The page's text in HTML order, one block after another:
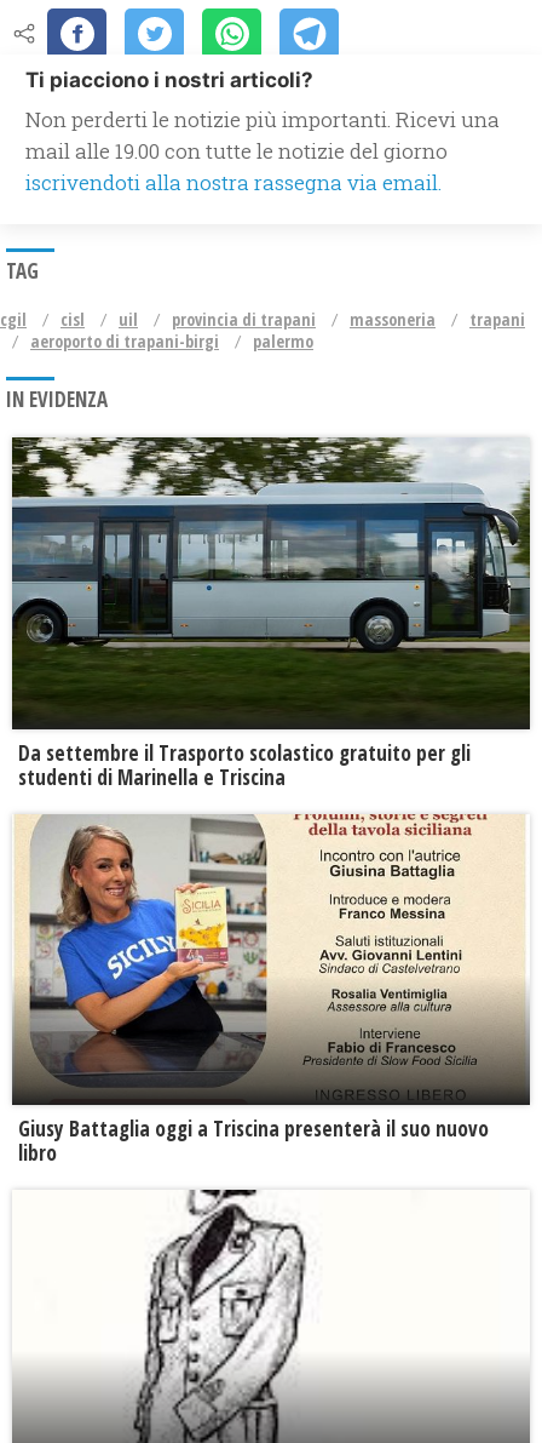
Ti piacciono i nostri articoli?
Non perderti le notizie più importanti. Ricevi una
mail alle 19.00 con tutte le notizie del giorno
iscrivendoti alla nostra rassegna via email.
TAG
cgil cisl uil provincia di trapani massoneria
trapani
aeroporto di trapani-birgi
palermo
IN EVIDENZA
Da settembre il Trasporto scolastico gratuito per gli
studenti di Marinella e Triscina
Giusy Battaglia oggi a Triscina presenterà il suo nuovo
libro